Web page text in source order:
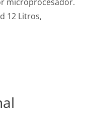
12 Litros,